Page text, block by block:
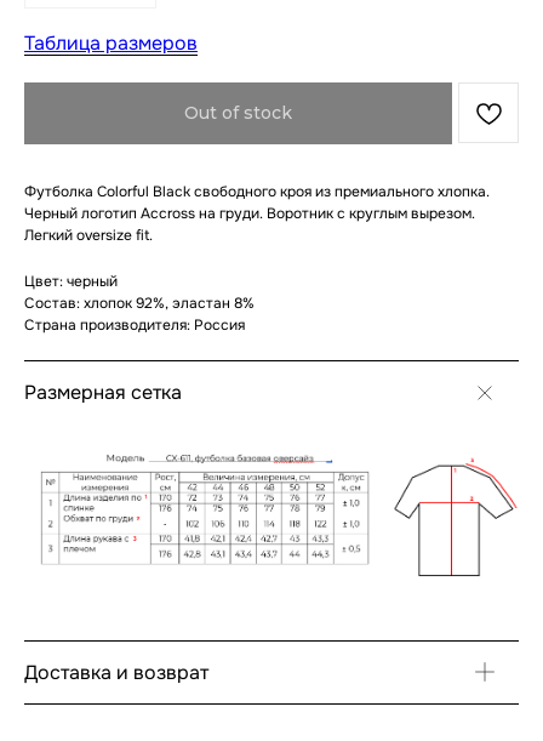
Таблица размеров
Out of stock
Футболка Colorful Black свободного кроя из премиального хлопка.
Черный логотип Accross на груди. Воротник с круглым вырезом.
Легкий oversize fit.
Цвет: черный
Состав: хлопок 92%, эластан 8%
Страна производителя: Россия
Размерная сетка
Доставка и возврат